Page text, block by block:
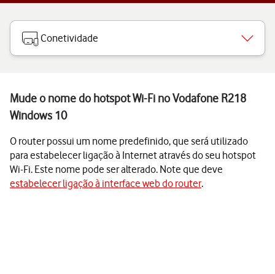
Conetividade
Mude o nome do hotspot Wi-Fi no Vodafone R218
Windows 10
O router possui um nome predefinido, que será utilizado
para estabelecer ligação à Internet através do seu hotspot
Wi-Fi. Este nome pode ser alterado. Note que deve
estabelecer ligação à interface web do router.